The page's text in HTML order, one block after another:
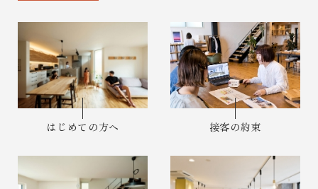
はじめての方へ 接客の約束